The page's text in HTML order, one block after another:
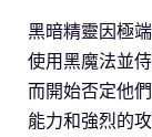
黑暗精靈因極
使用黑魔法並
而開始否定他
能力和強烈的